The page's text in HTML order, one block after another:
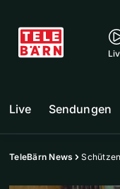
Live Sendungen
TeleBärn News